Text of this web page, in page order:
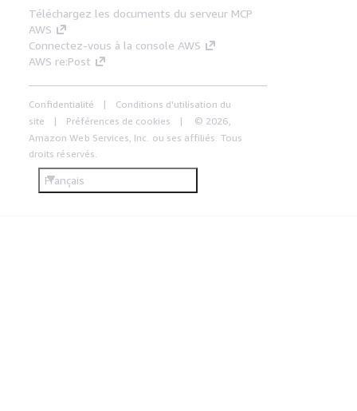
Téléchargez les documents du serveur MCP
AWS
Connectez-vous à la console AWS
AWS re:Post
Confidentialité
Conditions d'utilisation du
site
Préférences de cookies
© 2026,
Amazon Web Services, Inc. ou ses affiliés. Tous
droits réservés.
Français